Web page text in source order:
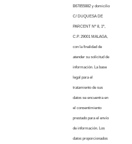
B67855882 y domicilio
C/ DUQUESA DE
PARCENT Nº 8, 1º,
C.P. 29001 MALAGA,
con la finalidad de
atender su solicitud de
información. La base
legal para el
tratamiento de sus
datos se encuentra en
el consentimiento
prestado para el envío
de información. Los
datos proporcionados